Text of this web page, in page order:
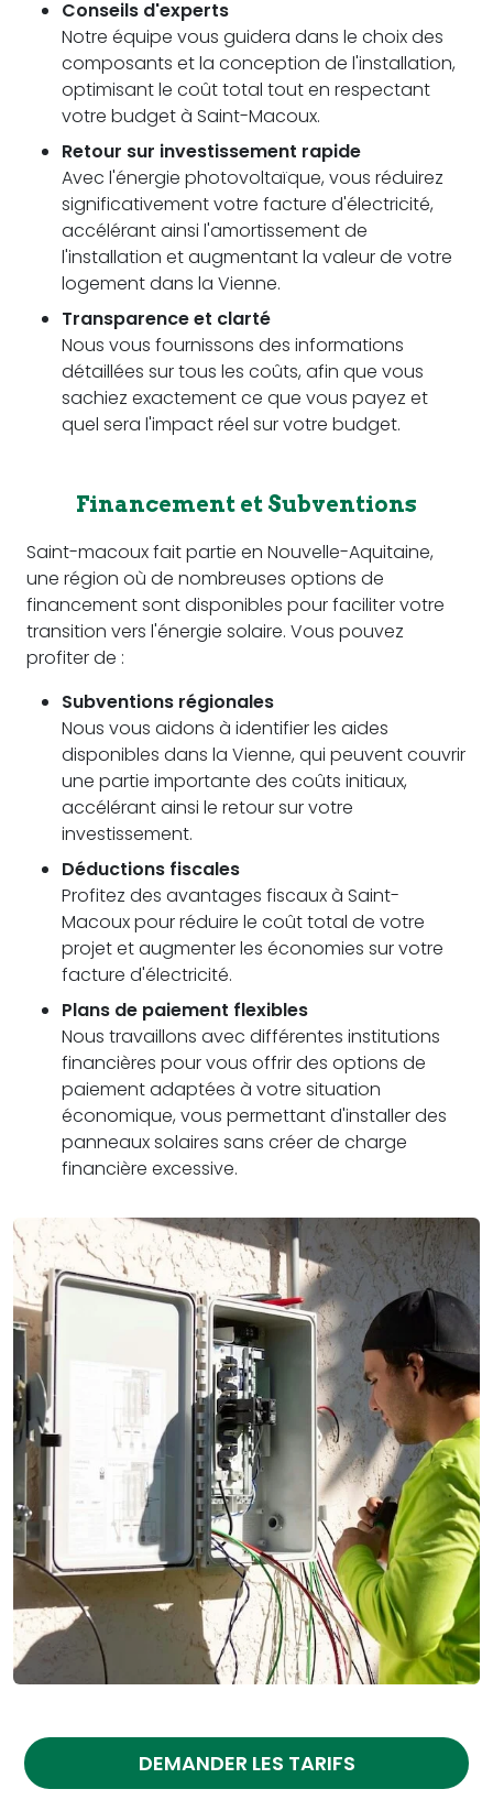
Conseils d'experts
Notre équipe vous guidera dans le choix des
composants et la conception de l'installation,
optimisant le coût total tout en respectant
votre budget à Saint-Macoux.
Retour sur investissement rapide
Avec l'énergie photovoltaïque, vous réduirez
significativement votre facture d'électricité,
accélérant ainsi l'amortissement de
l'installation et augmentant la valeur de votre
logement dans la Vienne.
Transparence et clarté
Nous vous fournissons des informations
détaillées sur tous les coûts, afin que vous
sachiez exactement ce que vous payez et
quel sera l'impact réel sur votre budget.
Financement et Subventions
Saint-macoux fait partie en Nouvelle-Aquitaine,
une région où de nombreuses options de
financement sont disponibles pour faciliter votre
transition vers l'énergie solaire. Vous pouvez
profiter de :
Subventions régionales
Nous vous aidons à identifier les aides
disponibles dans la Vienne, qui peuvent couvrir
une partie importante des coûts initiaux,
accélérant ainsi le retour sur votre
investissement.
Déductions fiscales
Profitez des avantages fiscaux à Saint-
Macoux pour réduire le coût total de votre
projet et augmenter les économies sur votre
facture d'électricité.
Plans de paiement flexibles
Nous travaillons avec différentes institutions
financières pour vous offrir des options de
paiement adaptées à votre situation
économique, vous permettant d'installer des
panneaux solaires sans créer de charge
financière excessive.
DEMANDER LES TARIFS